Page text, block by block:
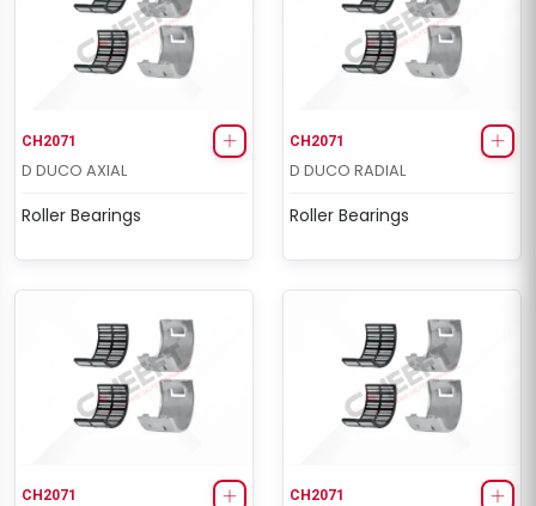
CH2071
D DUCO AXIAL
Roller Bearings
CH2071
D DUCO RADIAL
Roller Bearings
CH2071 CH2071